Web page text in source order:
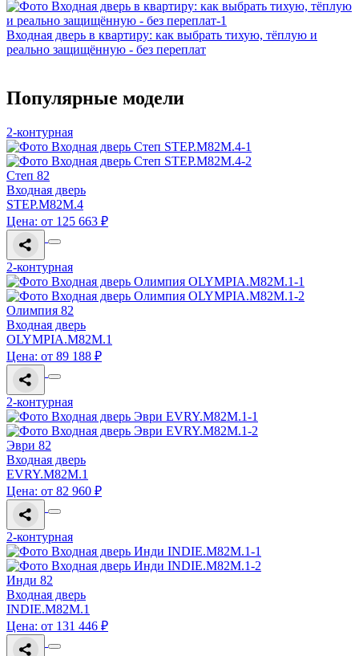
Входная дверь в квартиру: как выбрать тихую, тёплую и
реально защищённую - без переплат
Популярные модели
2-контурная
Степ 82
Входная дверь
STEP.M82M.4
Цена: от 125 663 ₽
2-контурная
Олимпия 82
Входная дверь
OLYMPIA.M82M.1
Цена: от 89 188 ₽
2-контурная
Эври 82
Входная дверь
EVRY.M82M.1
Цена: от 82 960 ₽
2-контурная
Инди 82
Входная дверь
INDIE.M82M.1
Цена: от 131 446 ₽